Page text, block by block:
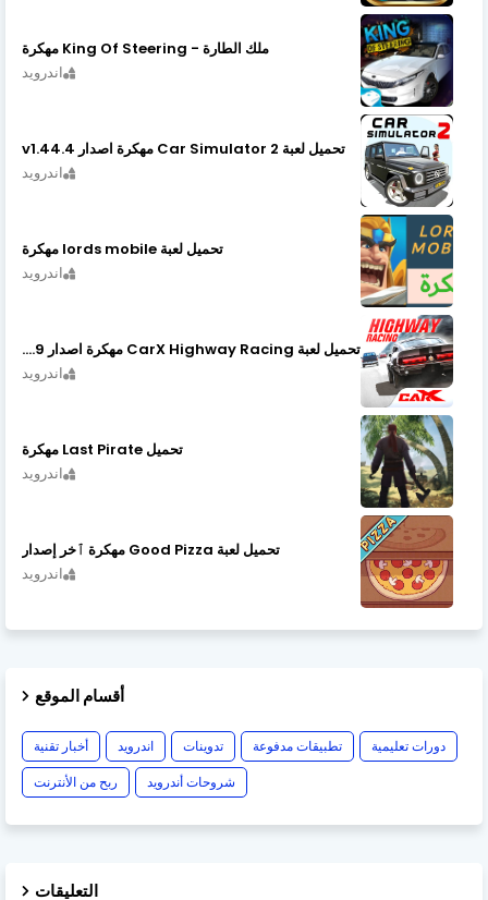
ملك الطارة - King Of Steering مهكرة
اندرويد
تحميل لعبة Car Simulator 2 مهكرة اصدار v1.44.4
اندرويد
تحميل لعبة lords mobile مهكرة
اندرويد
تحميل لعبة CarX Highway Racing مهكرة اصدار v1.74.9
اندرويد
تحميل Last Pirate مهكرة
اندرويد
تحميل لعبة Good Pizza مهكرة ٱخر إصدار
اندرويد
أقسام الموقع
أخبار تقنية اندرويد تدوينات تطبيقات مدفوعة
دورات تعليمية
ربح من الأنترنت
شروحات أندرويد
التعليقات